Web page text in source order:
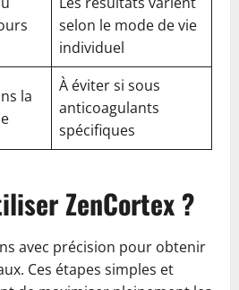
selon le mode de vie
individuel
la
À éviter si sous
anticoagulants
spécifiques
ZenCortex ?
avec précision pour obtenir
Ces étapes simples et